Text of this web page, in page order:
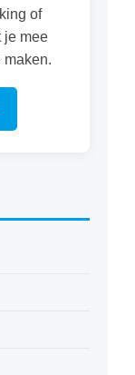
of
je mee
maken.